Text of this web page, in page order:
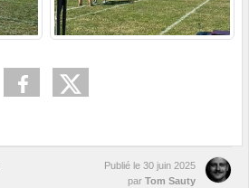
Publié le 30 juin 2025
par Tom Sauty